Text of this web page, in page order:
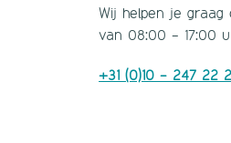
Wij helpen je graag
van 08:00 - 17:00
+31 (0)10 - 247 22